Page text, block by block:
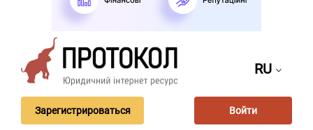
RU
Зарегистрироваться Войти